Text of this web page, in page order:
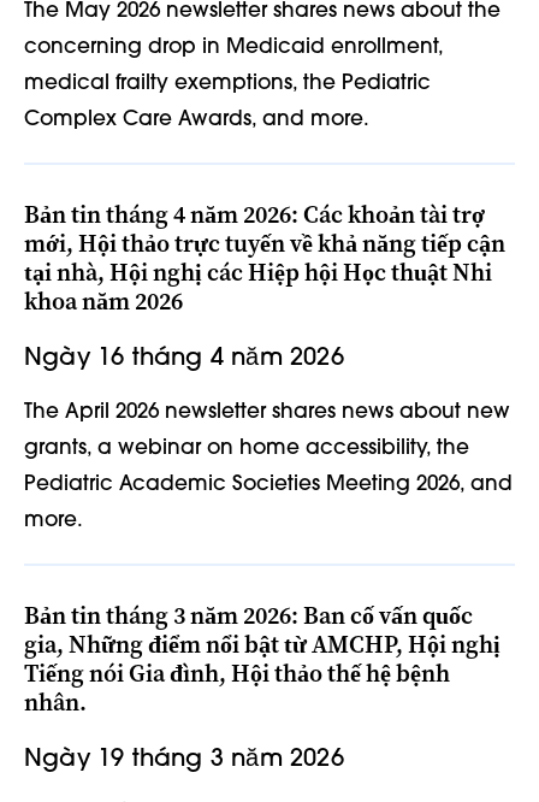
The May 2026 newsletter shares news about the
concerning drop in Medicaid enrollment,
medical frailty exemptions, the Pediatric
Complex Care Awards, and more.
Bản tin tháng 4 năm 2026: Các khoản tài trợ
mới, Hội thảo trực tuyến về khả năng tiếp cận
tại nhà, Hội nghị các Hiệp hội Học thuật Nhi
khoa năm 2026
Ngày 16 tháng 4 năm 2026
The April 2026 newsletter shares news about new
grants, a webinar on home accessibility, the
Pediatric Academic Societies Meeting 2026, and
more.
Bản tin tháng 3 năm 2026: Ban cố vấn quốc
gia, Những điểm nổi bật từ AMCHP, Hội nghị
Tiếng nói Gia đình, Hội thảo thế hệ bệnh
nhân.
Ngày 19 tháng 3 năm 2026